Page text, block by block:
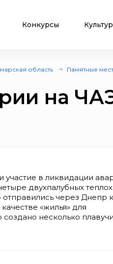
Конкурсы
область Памятные
на
в ликвидации
двухпалубных
отправились через Днепр
«жилья» для
несколько